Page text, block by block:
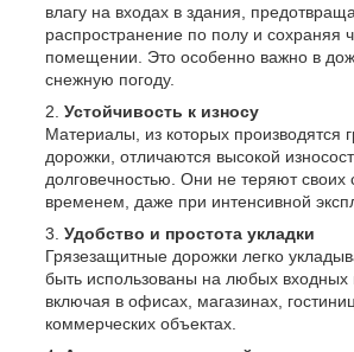
влагу на входах в здания,
распространение по полу и сохраняя
помещении. Это особенно важно в
снежную погоду.
Устойчивость к износу
Материалы, из которых производятся
дорожки, отличаются высокой
долговечностью. Они не теряют своих
временем, даже при интенсивной
Удобство и простота укладки
Грязезащитные дорожки легко
быть использованы на любых входных
включая в офисах, магазинах,
коммерческих объектах.